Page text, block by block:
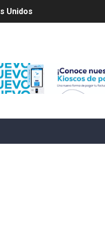
muertas y otra herida
la muerte a su